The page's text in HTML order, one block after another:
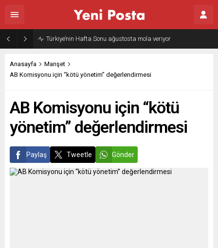
Türkiye’nin Hafta Sonu ağustosta mola veriyor
Anasayfa
Manşet
AB Komisyonu için “kötü yönetim” değerlendirmesi
AB Komisyonu için “kötü
yönetim” değerlendirmesi
Paylaş Tweetle Gönder